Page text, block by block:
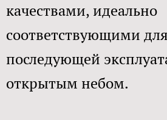
качествами, идеально
соответствующими
последующей
открытым небом.​